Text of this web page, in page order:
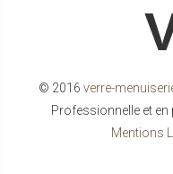
© 2016 verre-
Professionnelle et en
Mentions